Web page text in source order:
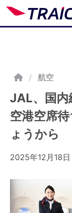
/ 航空
JAL、国内
空港空席
ょうから
2025年12月18日